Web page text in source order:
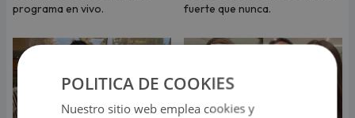
programa en vivo.
fuerte que nunca.
POLITICA DE COOKIES
Nuestro sitio web emplea cookies y